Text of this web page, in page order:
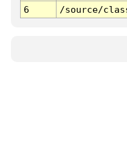
6
/source/